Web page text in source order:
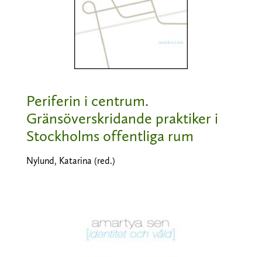
Periferin i centrum.
Gränsöverskridande praktiker i
Stockholms offentliga rum
Nylund, Katarina (red.)